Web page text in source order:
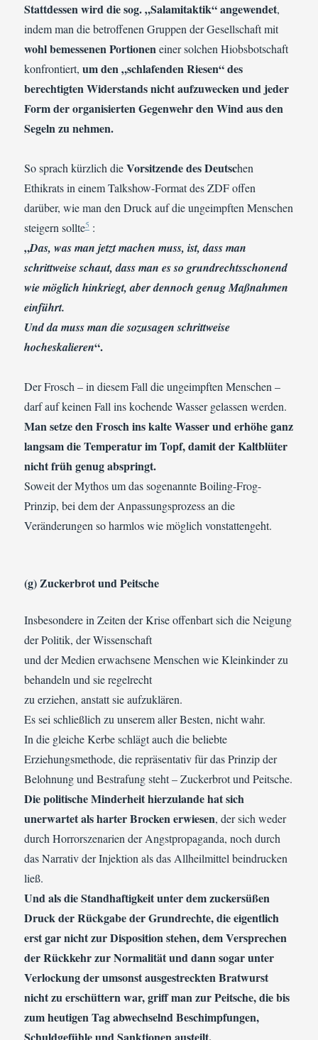
Stattdessen wird die sog. „Salamitaktik“ angewendet,
indem man die betroffenen Gruppen der Gesellschaft mit
wohl bemessenen Portioneneiner solchen Hiobsbotschaft
konfrontiert,um den „schlafenden Riesen“ des
berechtigten Widerstands nicht aufzuwecken und jeder
Form der organisierten Gegenwehr den Wind aus den
Segeln zu nehmen.
So sprach kürzlich dieVorsitzende des Deutschen
Ethikrats in einem Talkshow-Format des ZDF offen
darüber, wie man den Druck auf die ungeimpften Menschen
steigern sollte5 :
„Das, was man jetzt machen muss, ist, dass man
schrittweise schaut, dass man es so grundrechtsschonend
wie möglich hinkriegt, aber dennoch genug Maßnahmen
einführt.
Und da muss man die sozusagen schrittweise
hocheskalieren“.
Der Frosch – in diesem Fall die ungeimpften Menschen –
darf auf keinen Fall ins kochende Wasser gelassen werden.
Man setze den Frosch ins kalte Wasser und erhöhe ganz
langsam die Temperatur im Topf, damit der Kaltblüter
nicht früh genug abspringt.
Soweit der Mythos um das sogenannte Boiling-Frog-
Prinzip, bei dem der Anpassungsprozess an die
Veränderungen so harmlos wie möglich vonstattengeht.
(g) Zuckerbrot und Peitsche
Insbesondere in Zeiten der Krise offenbart sich die Neigung
der Politik, der Wissenschaft
und der Medien erwachsene Menschen wie Kleinkinder zu
behandeln und sie regelrecht
zu erziehen, anstatt sie aufzuklären.
Es sei schließlich zu unserem aller Besten, nicht wahr.
In die gleiche Kerbe schlägt auch die beliebte
Erziehungsmethode, die repräsentativ für das Prinzip der
Belohnung und Bestrafung steht – Zuckerbrot und Peitsche.
Die politische Minderheit hierzulande hat sich
unerwartet als harter Brocken erwiesen, der sich weder
durch Horrorszenarien der Angstpropaganda, noch durch
das Narrativ der Injektion als das Allheilmittel beindrucken
ließ.
Und als die Standhaftigkeit unter dem zuckersüßen
Druck der Rückgabe der Grundrechte, die eigentlich
erst gar nicht zur Disposition stehen, dem Versprechen
der Rückkehr zur Normalität und dann sogar unter
Verlockung der umsonst ausgestreckten Bratwurst
nicht zu erschüttern war, griff man zur Peitsche, die bis
zum heutigen Tag abwechselnd Beschimpfungen,